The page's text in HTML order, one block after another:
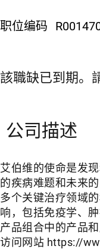
职位编码
該職缺已到期。
公司描述
艾伯维的使命是发
的疾病难题和未来
多个关键治疗领域
响，包括免疫学、
产品组合中的产品
访问网站 https://